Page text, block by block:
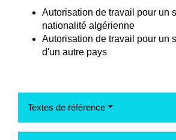
Autorisation de travail pour un
nationalité algérienne
Autorisation de travail pour un
d'un autre pays
Textes de référence